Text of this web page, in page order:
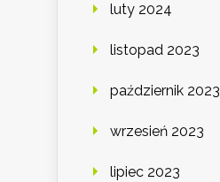
luty 2024
listopad 2023
październik 2023
wrzesień 2023
lipiec 2023